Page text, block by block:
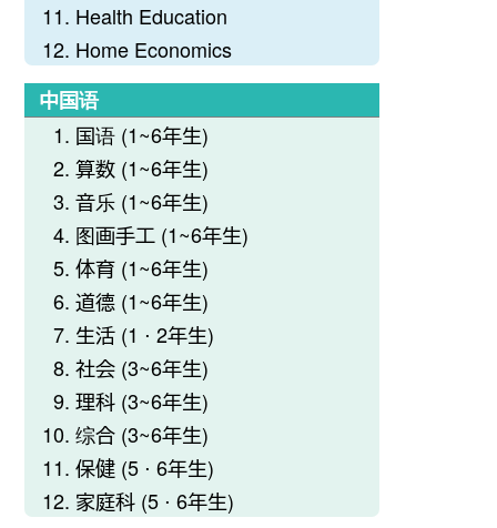
Health Education
Home Economics
中国语
国语 (1~6年生)
算数 (1~6年生)
音乐 (1~6年生)
图画手工 (1~6年生)
体育 (1~6年生)
道德 (1~6年生)
生活 (1 ⋅ 2年生)
社会 (3~6年生)
理科 (3~6年生)
综合 (3~6年生)
保健 (5 ⋅ 6年生)
家庭科 (5 ⋅ 6年生)